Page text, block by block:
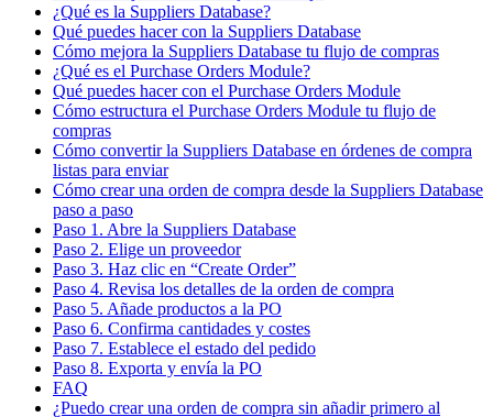
¿Qué es la Suppliers Database?
Qué puedes hacer con la Suppliers Database
Cómo mejora la Suppliers Database tu flujo de compras
¿Qué es el Purchase Orders Module?
Qué puedes hacer con el Purchase Orders Module
Cómo estructura el Purchase Orders Module tu flujo de
compras
Cómo convertir la Suppliers Database en órdenes de compra
listas para enviar
Cómo crear una orden de compra desde la Suppliers Database
paso a paso
Paso 1. Abre la Suppliers Database
Paso 2. Elige un proveedor
Paso 3. Haz clic en “Create Order”
Paso 4. Revisa los detalles de la orden de compra
Paso 5. Añade productos a la PO
Paso 6. Confirma cantidades y costes
Paso 7. Establece el estado del pedido
Paso 8. Exporta y envía la PO
FAQ
¿Puedo crear una orden de compra sin añadir primero al